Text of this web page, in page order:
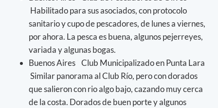
Habilitado para sus asociados, con protocolo
sanitario y cupo de pescadores, de lunes a viernes,
por ahora. La pesca es buena, algunos pejerreyes,
variada y algunas bogas.
Buenos Aires Club Municipalizado en Punta Lara
Similar panorama al Club Río, pero con dorados
que salieron con rio algo bajo, cazando muy cerca
de la costa. Dorados de buen porte y algunos